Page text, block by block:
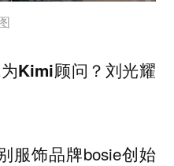
Kimi顾问？刘光耀
服饰品牌bosie创始